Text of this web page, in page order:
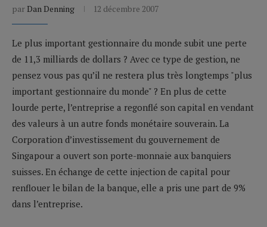
parDan Denning 12 décembre 2007
Le plus important gestionnaire du monde subit une perte
de 11,3 milliards de dollars ? Avec ce type de gestion, ne
pensez vous pas qu’il ne restera plus très longtemps "plus
important gestionnaire du monde" ? En plus de cette
lourde perte, l’entreprise a regonflé son capital en vendant
des valeurs à un autre fonds monétaire souverain. La
Corporation d’investissement du gouvernement de
Singapour a ouvert son porte-monnaie aux banquiers
suisses. En échange de cette injection de capital pour
renflouer le bilan de la banque, elle a pris une part de 9%
dans l’entreprise.